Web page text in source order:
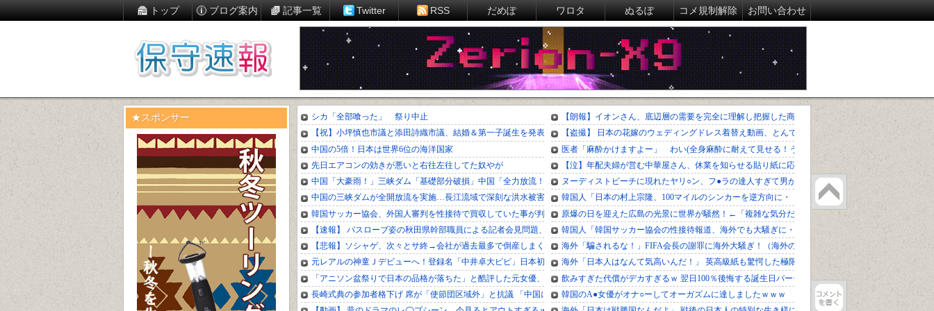
トップ ブログ案内 記事一覧 Twitter RSS だめぽ ワロタ ぬるぽ コメ規制解除 お問い合わせ
★スポンサー